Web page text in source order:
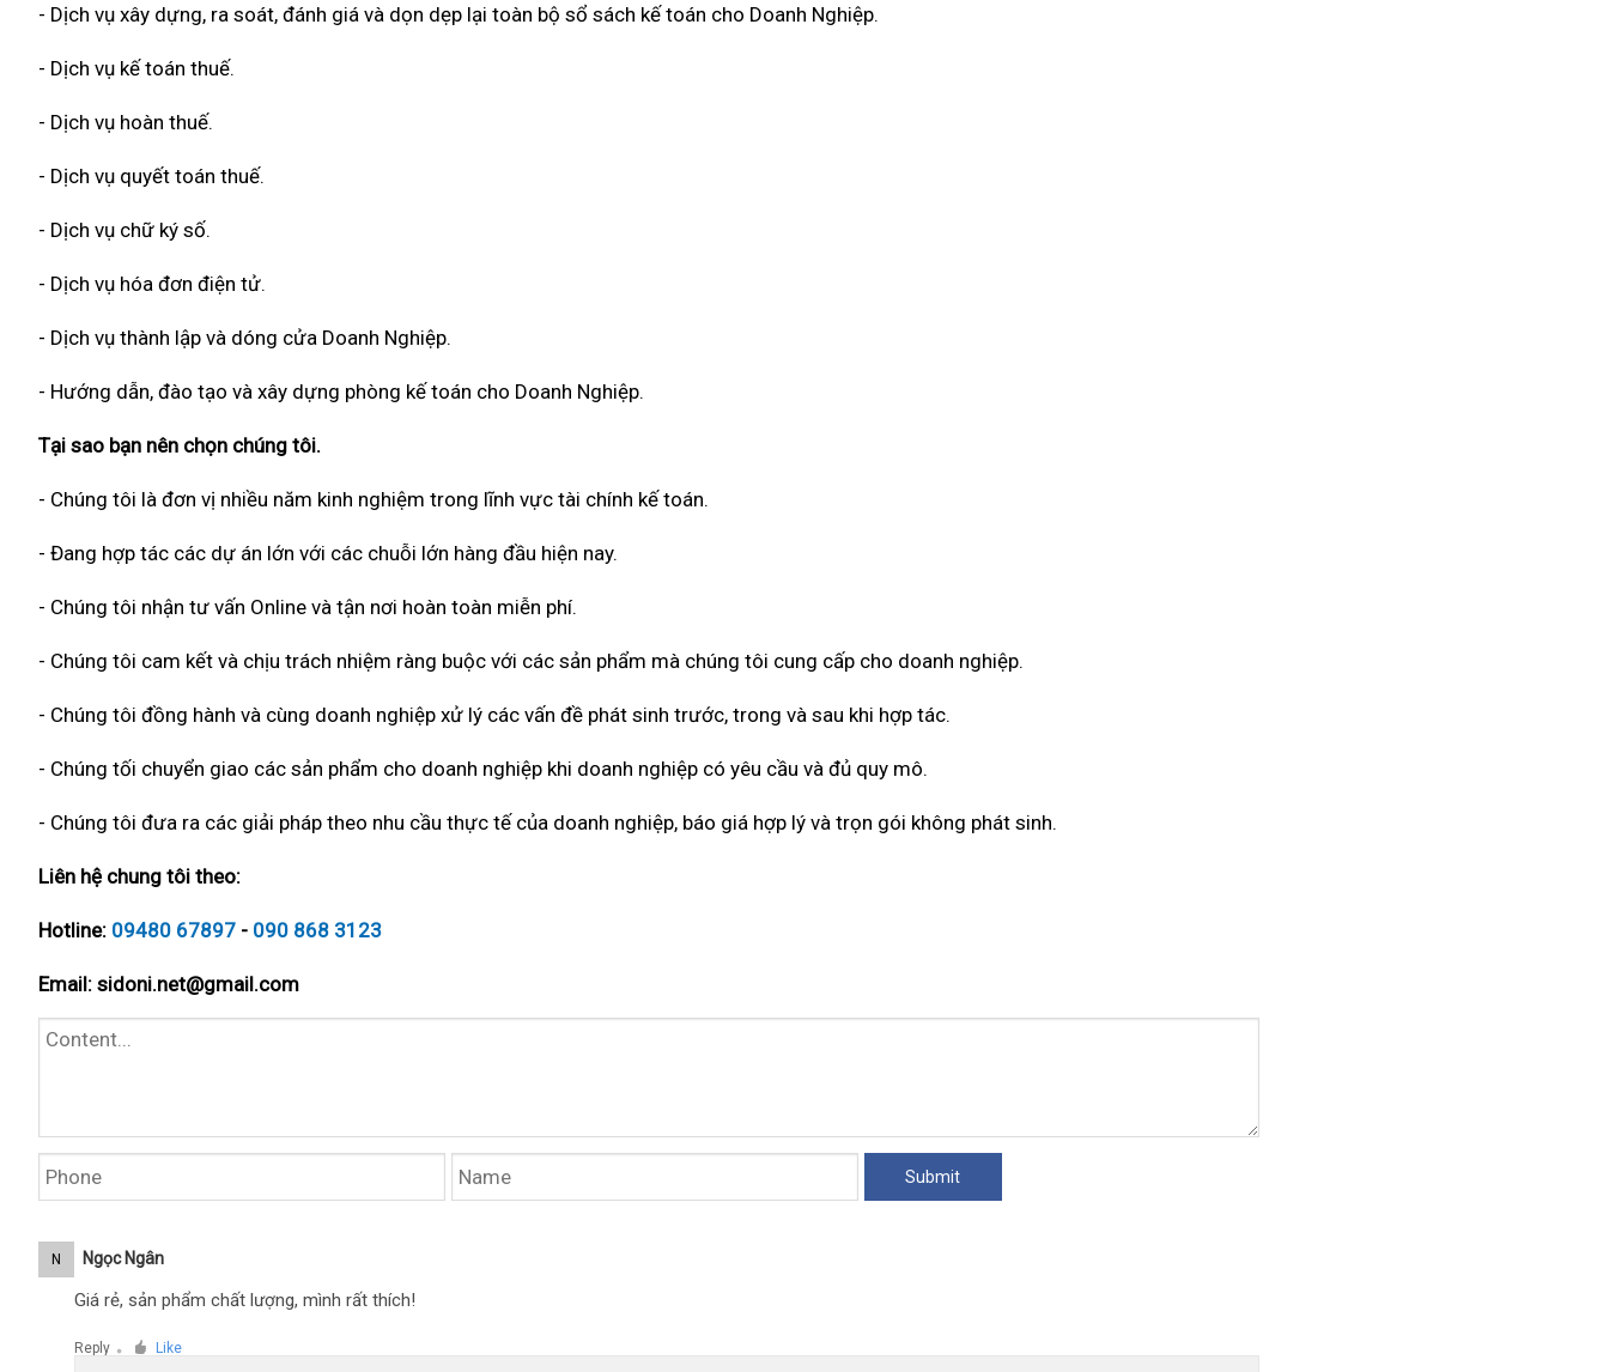
- Dịch vụ xây dựng, ra soát, đánh giá và dọn dẹp lại toàn bộ sổ sách kế toán cho Doanh Nghiệp.
- Dịch vụ kế toán thuế.
- Dịch vụ hoàn thuế.
- Dịch vụ quyết toán thuế.
- Dịch vụ chữ ký số.
- Dịch vụ hóa đơn điện tử.
- Dịch vụ thành lập và dóng cửa Doanh Nghiệp.
- Hướng dẫn, đào tạo và xây dựng phòng kế toán cho Doanh Nghiệp.
Tại sao bạn nên chọn chúng tôi.
- Chúng tôi là đơn vị nhiều năm kinh nghiệm trong lĩnh vực tài chính kế toán.
- Đang hợp tác các dự án lớn với các chuỗi lớn hàng đầu hiện nay.
- Chúng tôi nhận tư vấn Online và tận nơi hoàn toàn miễn phí.
- Chúng tôi cam kết và chịu trách nhiệm ràng buộc với các sản phẩm mà chúng tôi cung cấp cho doanh nghiệp.
- Chúng tôi đồng hành và cùng doanh nghiệp xử lý các vấn đề phát sinh trước, trong và sau khi hợp tác.
- Chúng tối chuyển giao các sản phẩm cho doanh nghiệp khi doanh nghiệp có yêu cầu và đủ quy mô.
- Chúng tôi đưa ra các giải pháp theo nhu cầu thực tế của doanh nghiệp, báo giá hợp lý và trọn gói không phát sinh.
Liên hệ chung tôi theo:
Hotline: 09480 67897 - 090 868 3123
Email: sidoni.net@gmail.com
N Ngọc Ngân
Giá rẻ, sản phẩm chất lượng, mình rất thích!
Reply ● Like